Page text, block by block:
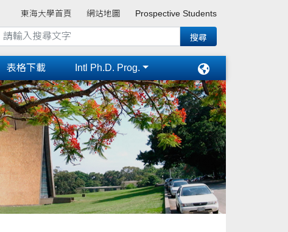
東海大學首頁 網站地圖 Prospective Students
表格下載 Intl Ph.D. Prog.